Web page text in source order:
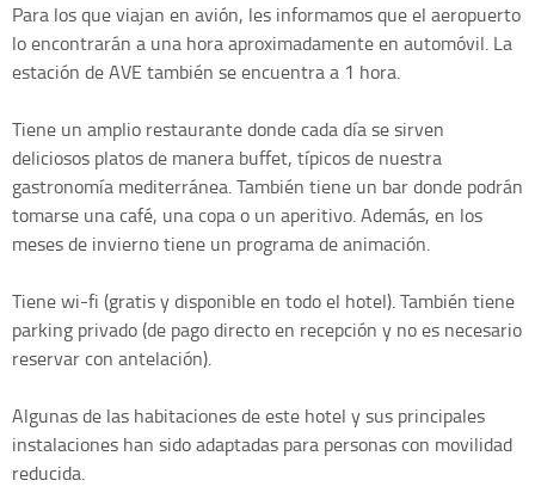
Para los que viajan en avión, les informamos que el aeropuerto
lo encontrarán a una hora aproximadamente en automóvil. La
estación de AVE también se encuentra a 1 hora.
Tiene un amplio restaurante donde cada día se sirven
deliciosos platos de manera buffet, típicos de nuestra
gastronomía mediterránea. También tiene un bar donde podrán
tomarse una café, una copa o un aperitivo. Además, en los
meses de invierno tiene un programa de animación.
Tiene wi-fi (gratis y disponible en todo el hotel). También tiene
parking privado (de pago directo en recepción y no es necesario
reservar con antelación).
Algunas de las habitaciones de este hotel y sus principales
instalaciones han sido adaptadas para personas con movilidad
reducida.